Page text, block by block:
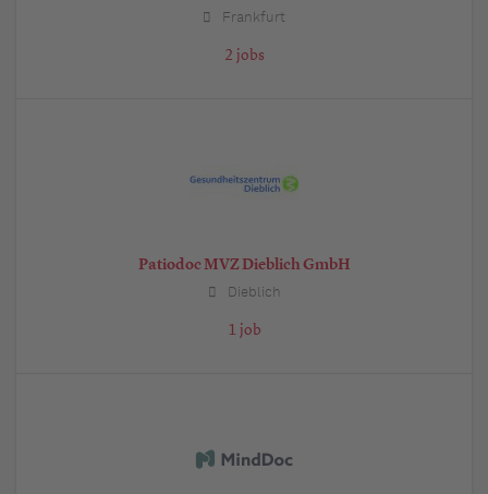
Frankfurt
2 jobs
Patiodoc MVZ Dieblich GmbH
Dieblich
1 job